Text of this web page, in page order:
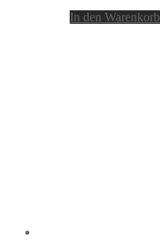
In den Warenkorb